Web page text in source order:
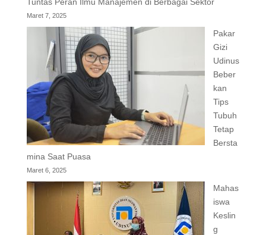
Tuntas Peran Ilmu Manajemen di Berbagai Sektor
Maret 7, 2025
Pakar
Gizi
Udinus
Beber
kan
Tips
Tubuh
Tetap
Bersta
mina Saat Puasa
Maret 6, 2025
Mahas
iswa
Keslin
g